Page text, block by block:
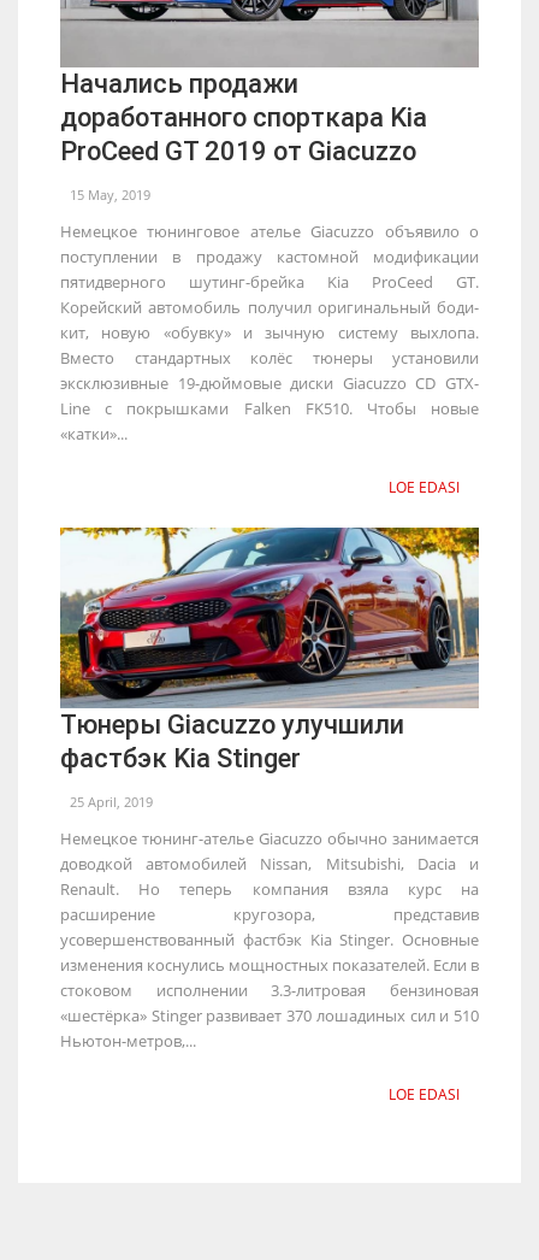
Начались продажи
доработанного спорткара Kia
ProCeed GT 2019 от Giacuzzo
15 May, 2019
Немецкое тюнинговое ателье Giacuzzo объявило о
поступлении в продажу кастомной модификации
пятидверного шутинг-брейка Kia ProCeed GT.
Корейский автомобиль получил оригинальный боди-
кит, новую «обувку» и зычную систему выхлопа.
Вместо стандартных колёс тюнеры установили
эксклюзивные 19-дюймовые диски Giacuzzo CD GTX-
Line с покрышками Falken FK510. Чтобы новые
«катки»...
LOE EDASI
Тюнеры Giacuzzo улучшили
фастбэк Kia Stinger
25 April, 2019
Немецкое тюнинг-ателье Giacuzzo обычно занимается
доводкой автомобилей Nissan, Mitsubishi, Dacia и
Renault. Но теперь компания взяла курс на
расширение кругозора, представив
усовершенствованный фастбэк Kia Stinger. Основные
изменения коснулись мощностных показателей. Если в
стоковом исполнении 3.3-литровая бензиновая
«шестёрка» Stinger развивает 370 лошадиных сил и 510
Ньютон-метров,...
LOE EDASI